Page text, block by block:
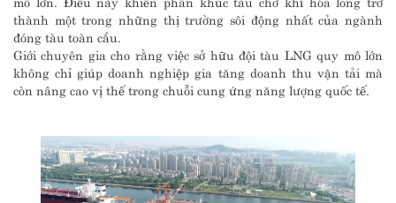
thành một trong những thị trường sôi động nhất của ngành
đóng tàu toàn cầu.
Giới chuyên gia cho rằng việc sở hữu đội tàu LNG quy mô lớn
không chỉ giúp doanh nghiệp gia tăng doanh thu vận tải mà
còn nâng cao vị thế trong chuỗi cung ứng năng lượng quốc tế.